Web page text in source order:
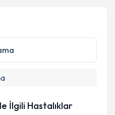
İlgili Hastalıklar